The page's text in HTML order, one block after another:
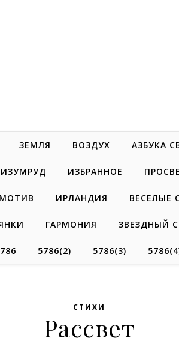
ЗЕМЛЯ ВОЗДУХ АЗБУКА
ИЗУМРУД ИЗБРАННОЕ
ИРЛАНДИЯ ВЕСЕЛЫЕ
ГАРМОНИЯ ЗВЕЗДНЫЙ
5786(2) 5786(3)
СТИХИ
Рассвет